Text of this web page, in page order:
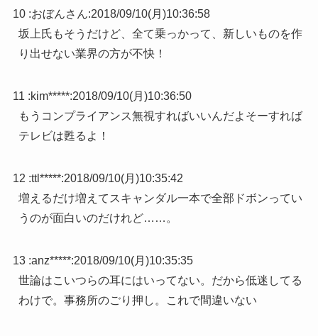
10 :おぼんさん:2018/09/10(月)10:36:58
坂上氏もそうだけど、全て乗っかって、新しいものを作
り出せない業界の方が不快！
11 :kim*****:2018/09/10(月)10:36:50
もうコンプライアンス無視すればいいんだよそーすれば
テレビは甦るよ！
12 :ttl*****:2018/09/10(月)10:35:42
増えるだけ増えてスキャンダル一本で全部ドボンってい
うのが面白いのだけれど……。
13 :anz*****:2018/09/10(月)10:35:35
世論はこいつらの耳にはいってない。だから低迷してる
わけで。事務所のごり押し。これで間違いない